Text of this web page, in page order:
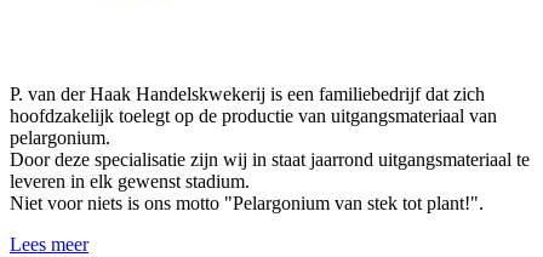
P. van der Haak Handelskwekerij is een familiebedrijf dat zich
hoofdzakelijk toelegt op de productie van uitgangsmateriaal van
pelargonium.
Door deze specialisatie zijn wij in staat jaarrond uitgangsmateriaal te
leveren in elk gewenst stadium.
Niet voor niets is ons motto "Pelargonium van stek tot plant!".
Lees meer